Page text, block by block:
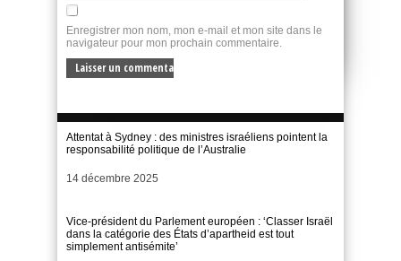
Enregistrer mon nom, mon e-mail et mon site dans le
navigateur pour mon prochain commentaire.
Attentat à Sydney : des ministres israéliens pointent la
responsabilité politique de l’Australie
Date
14 décembre 2025
Vice-président du Parlement européen : ‘Classer Israël
dans la catégorie des États d’apartheid est tout
simplement antisémite’